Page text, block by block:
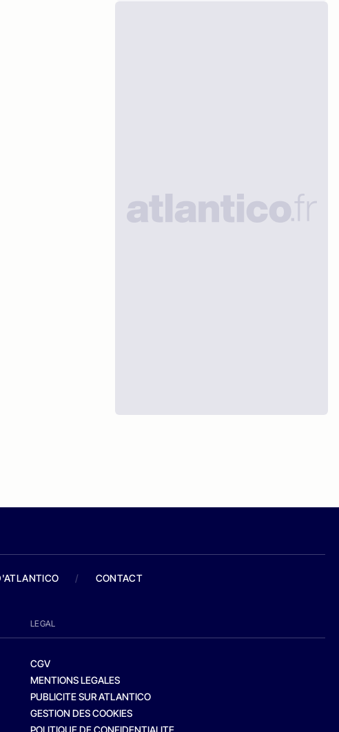
/ CONTACT
LEGAL
CGV
MENTIONS LEGALES
PUBLICITE SUR ATLANTICO
GESTION DES COOKIES
POLITIQUE DE CONFIDENTIALITE